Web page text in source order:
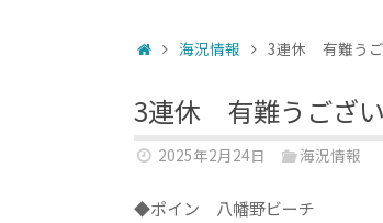
海況情報 3連休 有難うご
3連休 有難うござい
2025年2月24日 海況情報
◆ポイン 八幡野ビーチ